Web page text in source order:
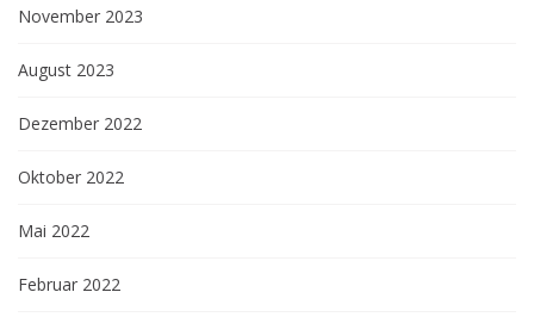
November 2023
August 2023
Dezember 2022
Oktober 2022
Mai 2022
Februar 2022